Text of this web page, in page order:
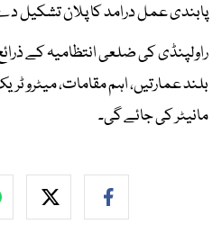
پابندی عمل درامد کا پلان تشکیل
راولپنڈی کی ضلعی انتظامیہ کے
بلند عمارتیں، اہم مقامات، میٹرو
مانیٹر کی جائے گی۔